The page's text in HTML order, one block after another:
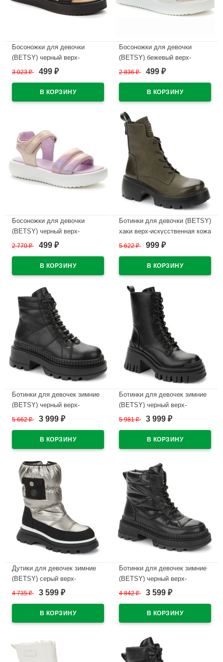
Босоножки для девочки
(BETSY) черный верх-
искусственная кожа
кожа артикул 947310/04-01
3 023₽ 499 ₽
Босоножки для девочки
(BETSY) бежевый верх-
искусственная кожа
кожа артикул 947410/04-02
2 836₽ 499 ₽
Босоножки для девочки
(BETSY) черный верх-
искусственная кожа
кожа артикул 947408/05-03
2 770₽ 499 ₽
Ботинки для девочки (BETSY)
хаки верх-искусственная кожа
подкладка - байка артикул
5 622₽ 999 ₽
Ботинки для девочек зимние
(BETSY) черный верх-
искусственная кожа
шерсть артикул 938022/07-01
5 662₽ 3 999 ₽
Ботинки для девочек зимние
(BETSY) черный верх-
искусственная кожа
шерсть артикул 938010/04-01
5 981₽ 3 999 ₽
Дутики для девочек зимние
(BETSY) серый верх-
искусственный нубук/
натуральная шерсть артикул
938456/07-02
В наличии
4 735₽ 3 599 ₽
Ботинки для девочек зимние
(BETSY) черный верх-
искусственная кожа/текстиль
шерсть артикул 938322/02-01
4 842₽ 3 599 ₽